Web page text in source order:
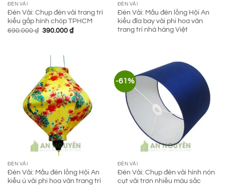
ĐÈN VẢI
Đèn Vải: Chụp đèn vải trang trí
kiểu gấp hình chóp TPHCM
690.000₫ Giá
390.000 ₫Giá
ĐÈN VẢI
Đèn Vải: Mẫu đèn lồng Hội An
kiểu đĩa bay vải phi hoa văn
trang trí nhà hàng Việt
ĐÈN VẢI
Đèn Vải: Mẫu đèn lồng Hội An
kiểu ú vải phi hoa văn trang trí
-61%
ĐÈN VẢI
Đèn Vải: Chụp đèn vải hình nón
cụt vải trơn nhiều màu sắc